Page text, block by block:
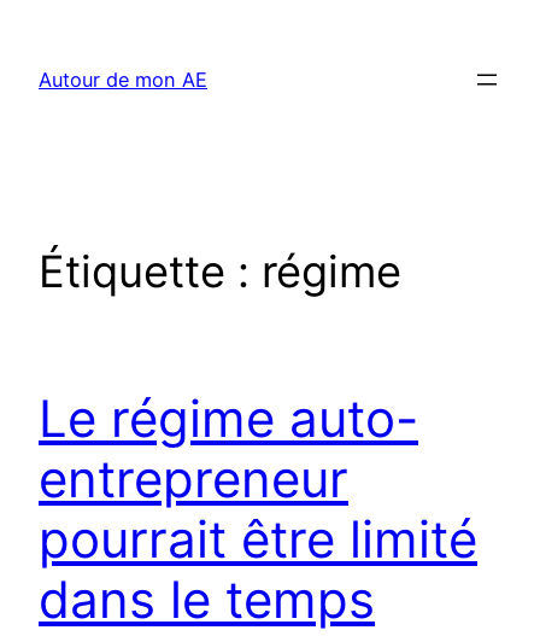
contenu
Autour de mon AE
Étiquette : régime
Le régime auto-
entrepreneur
pourrait être limité
dans le temps